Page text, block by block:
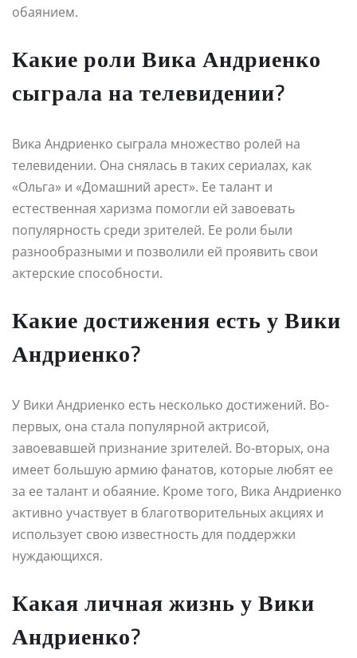
обаянием.
Какие роли Вика Андриенко
сыграла на телевидении?
Вика Андриенко сыграла множество ролей на
телевидении. Она снялась в таких сериалах, как
«Ольга» и «Домашний арест». Ее талант и
естественная харизма помогли ей завоевать
популярность среди зрителей. Ее роли были
разнообразными и позволили ей проявить свои
актерские способности.
Какие достижения есть у Вики
Андриенко?
У Вики Андриенко есть несколько достижений. Во-
первых, она стала популярной актрисой,
завоевавшей признание зрителей. Во-вторых, она
имеет большую армию фанатов, которые любят ее
за ее талант и обаяние. Кроме того, Вика Андриенко
активно участвует в благотворительных акциях и
использует свою известность для поддержки
нуждающихся.
Какая личная жизнь у Вики
Андриенко?